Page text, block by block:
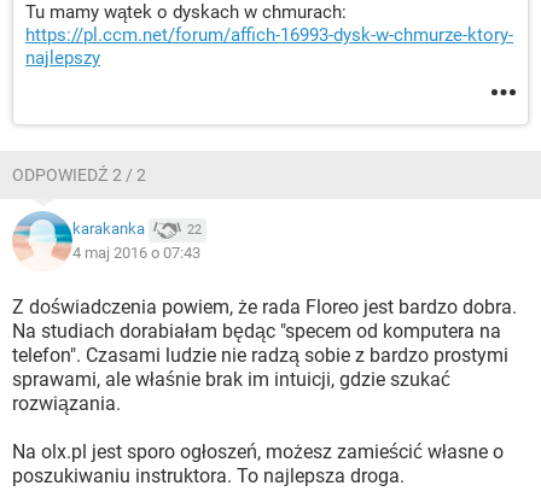
Tu mamy wątek o dyskach w chmurach:
https://pl.ccm.net/forum/affich-16993-dysk-w-chmurze-ktory-
najlepszy
ODPOWIEDŹ 2 / 2
karakanka 22
4 maj 2016 o 07:43
Z doświadczenia powiem, że rada Floreo jest bardzo dobra.
Na studiach dorabiałam będąc "specem od komputera na
telefon". Czasami ludzie nie radzą sobie z bardzo prostymi
sprawami, ale właśnie brak im intuicji, gdzie szukać
rozwiązania.
Na olx.pl jest sporo ogłoszeń, możesz zamieścić własne o
poszukiwaniu instruktora. To najlepsza droga.